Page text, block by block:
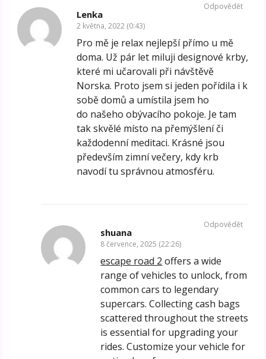
Lenka
2 května, 2022 (0:43)
Pro mě je relax nejlepší přímo u mě
doma. Už pár let miluji designové krby,
které mi učarovali při návštěvě
Norska. Proto jsem si jeden pořídila i k
sobě domů a umístila jsem ho
do našeho obývacího pokoje. Je tam
tak skvělé místo na přemýšlení či
každodenní meditaci. Krásné jsou
především zimní večery, kdy krb
navodí tu správnou atmosféru.
Odpovědět
shuana
8 července, 2025 (22:26)
escape road 2 offers a wide
range of vehicles to unlock, from
common cars to legendary
supercars. Collecting cash bags
scattered throughout the streets
is essential for upgrading your
rides. Customize your vehicle for
Odpovědět